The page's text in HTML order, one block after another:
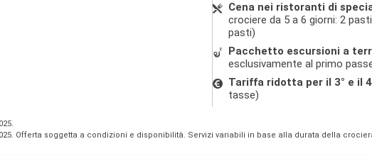
Cena nei ristoranti di
crociere da 5 a 6 giorni: 2
pasti)
Pacchetto escursioni a
esclusivamente al primo
Tariffa ridotta per il 3° e il
tasse)
Offerta soggetta a condizioni e disponibilità. Servizi variabili in base alla durata della